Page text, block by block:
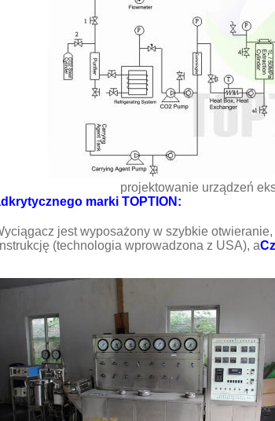
projektowanie urządzeń
marki TOPTION:
jest wyposażony w szybkie
(technologia wprowadzona z USA), a